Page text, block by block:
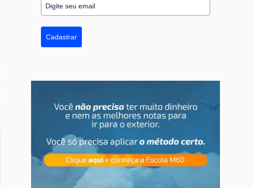
Cadastrar